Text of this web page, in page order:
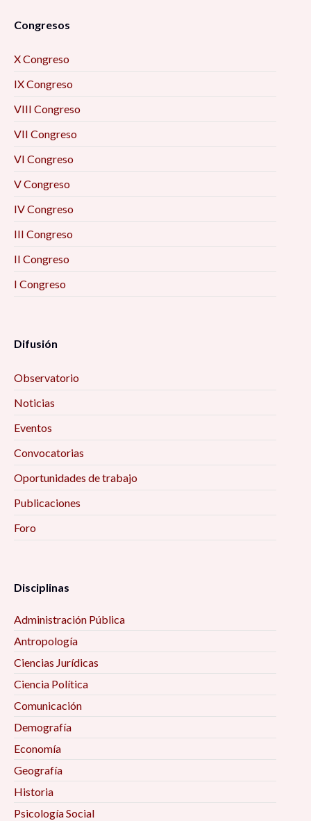
Congresos
X Congreso
IX Congreso
VIII Congreso
VII Congreso
VI Congreso
V Congreso
IV Congreso
III Congreso
II Congreso
I Congreso
Difusión
Observatorio
Noticias
Eventos
Convocatorias
Oportunidades de trabajo
Publicaciones
Foro
Disciplinas
Administración Pública
Antropología
Ciencias Jurídicas
Ciencia Política
Comunicación
Demografía
Economía
Geografía
Historia
Psicología Social